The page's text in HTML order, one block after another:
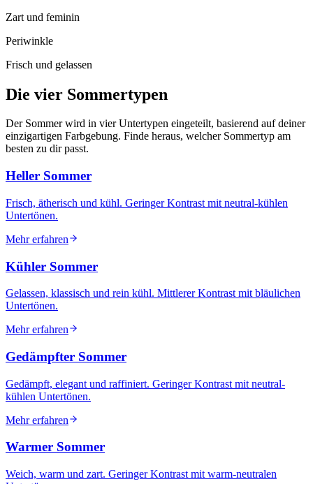
Zart und feminin
Periwinkle
Frisch und gelassen
Die vier Sommertypen
Der Sommer wird in vier Untertypen eingeteilt, basierend auf deiner
einzigartigen Farbgebung. Finde heraus, welcher Sommertyp am
besten zu dir passt.
Heller Sommer
Frisch, ätherisch und kühl. Geringer Kontrast mit neutral-kühlen
Untertönen.
Mehr erfahren
Kühler Sommer
Gelassen, klassisch und rein kühl. Mittlerer Kontrast mit bläulichen
Untertönen.
Mehr erfahren
Gedämpfter Sommer
Gedämpft, elegant und raffiniert. Geringer Kontrast mit neutral-
kühlen Untertönen.
Mehr erfahren
Warmer Sommer
Weich, warm und zart. Geringer Kontrast mit warm-neutralen